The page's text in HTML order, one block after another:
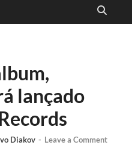
lançado
Diakov - Leave a Comment